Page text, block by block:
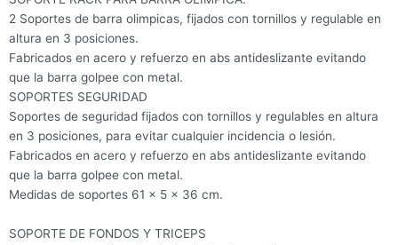
2 Soportes de barra olimpicas, fijados con tornillos y regulable en
altura en 3 posiciones.
Fabricados en acero y refuerzo en abs antideslizante evitando
que la barra golpee con metal.
SOPORTES SEGURIDAD
Soportes de seguridad fijados con tornillos y regulables en altura
en 3 posiciones, para evitar cualquier incidencia o lesión.
Fabricados en acero y refuerzo en abs antideslizante evitando
que la barra golpee con metal.
Medidas de soportes 61 x 5 x 36 cm.
SOPORTE DE FONDOS Y TRICEPS